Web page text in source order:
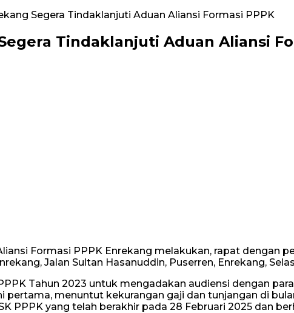
Segera Tindaklanjuti Aduan Aliansi Formasi PPPK
Tindaklanjuti Aduan Aliansi
Formasi PPPK Enrekang melakukan, rapat dengan
Jalan Sultan Hasanuddin, Puserren, Enrekang,
Tahun 2023 untuk mengadakan audiensi dengan
pertama, menuntut kekurangan gaji dan tunjangan di
PPPK yang telah berakhir pada 28 Februari 2025 dan